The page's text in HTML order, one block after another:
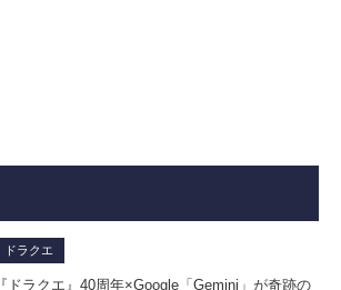
ドラクエ
『ドラクエ』40周年×Google「Gemini」が奇跡の